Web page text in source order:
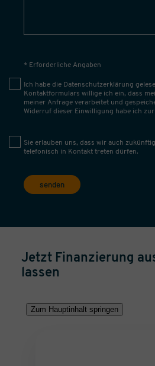
* Erforderliche Angaben
Ich habe die Datenschutzerklärung
Kontaktformulars willige ich ein, dass
meiner Anfrage verarbeitet und
Widerruf dieser Einwilligung habe ich
Sie erlauben uns, dass wir auch
telefonisch in Kontakt treten dürfen.
senden
Jetzt Finanzierung
lassen